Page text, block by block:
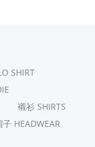
SHIRT
襯衫 SHIRTS
子 HEADWEAR